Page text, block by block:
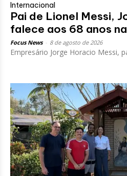
Internacional
Pai de Lionel Messi,
falece aos 68 anos
Focus News 8 de agosto de 2026
Empresário Jorge Horacio Messi,